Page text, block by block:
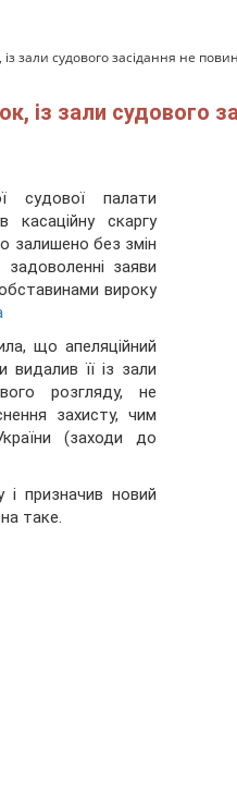
судового засідання не
із зали судового
судової палати
касаційну скаргу
залишено без змін
заяви
вироку
що апеляційний
видалив її із зали
розгляду, не
захисту, чим
(заходи до
і призначив новий
таке.